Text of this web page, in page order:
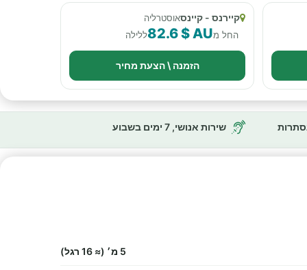
קיירנס - קיינסאוסטרליה
החל מ82.6 $ AUללילה
הזמנה \ הצעת מחיר
שירות אנושי, 7 ימים בשבוע
5 מ׳ (≈ 16 רגל)